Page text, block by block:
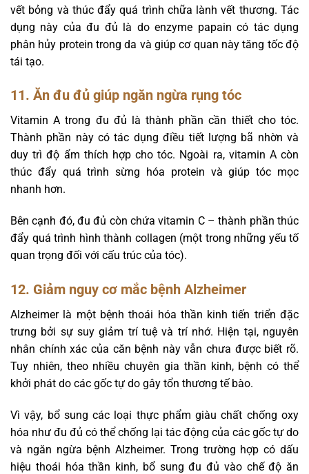
vết bỏng và thúc đẩy quá trình chữa lành vết thương. Tác
dụng này của đu đủ là do enzyme papain có tác dụng
phân hủy protein trong da và giúp cơ quan này tăng tốc độ
tái tạo.
11. Ăn đu đủ giúp ngăn ngừa rụng tóc
Vitamin A trong đu đủ là thành phần cần thiết cho tóc.
Thành phần này có tác dụng điều tiết lượng bã nhờn và
duy trì độ ẩm thích hợp cho tóc. Ngoài ra, vitamin A còn
thúc đẩy quá trình sừng hóa protein và giúp tóc mọc
nhanh hơn.
Bên cạnh đó, đu đủ còn chứa vitamin C – thành phần thúc
đẩy quá trình hình thành collagen (một trong những yếu tố
quan trọng đối với cấu trúc của tóc).
12. Giảm nguy cơ mắc bệnh Alzheimer
Alzheimer là một bệnh thoái hóa thần kinh tiến triển đặc
trưng bởi sự suy giảm trí tuệ và trí nhớ. Hiện tại, nguyên
nhân chính xác của căn bệnh này vẫn chưa được biết rõ.
Tuy nhiên, theo nhiều chuyên gia thần kinh, bệnh có thể
khởi phát do các gốc tự do gây tổn thương tế bào.
Vì vậy, bổ sung các loại thực phẩm giàu chất chống oxy
hóa như đu đủ có thể chống lại tác động của các gốc tự do
và ngăn ngừa bệnh Alzheimer. Trong trường hợp có dấu
hiệu thoái hóa thần kinh, bổ sung đu đủ vào chế độ ăn